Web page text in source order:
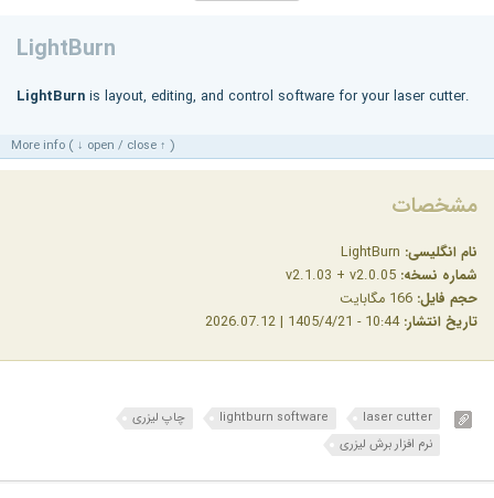
LightBurn
LightBurn is layout, editing, and control software for your laser cutter.
More info ( ↓ open / close ↑ )
مشخصات
نام انگلیسی:
شماره نسخه:
حجم فایل:
تاریخ انتشار: 10:44 - 1405/4/21 | 2026.07.12
laser cutter
lightburn software
چاپ لیزری
نرم افزار برش لیزری